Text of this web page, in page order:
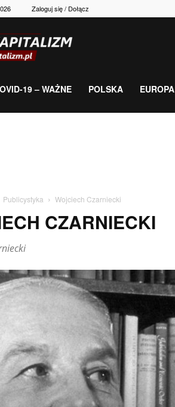
Zaloguj się / Dołącz
gospodarka,
newsy
19 – WAŻNE POLSKA EUROPA
Publicystyka Wojciech Czarniecki
CZARNIECKI